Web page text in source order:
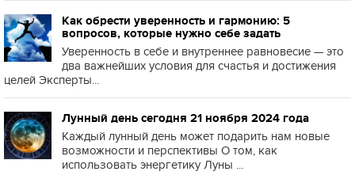
Как обрести уверенность и гармонию: 5
вопросов, которые нужно себе задать
Уверенность в себе и внутреннее равновесие — это
два важнейших условия для счастья и достижения
целей Эксперты...
Лунный день сегодня 21 ноября 2024 года
Каждый лунный день может подарить нам новые
возможности и перспективы О том, как
использовать энергетику Луны ...